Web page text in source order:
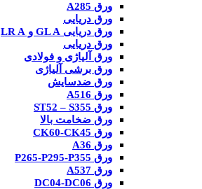
ورق A285
ورق دریایی
ورق دریایی GL A و LR A
ورق دریایی
ورق آلیاژی و فولادی
ورق برشی آلیاژی
ورق ضدسایش
ورق A516
ورق ST52 – S355
ورق ضخامت بالا
ورق CK60-CK45
ورق A36
ورق P265-P295-P355
ورق A537
ورق DC04-DC06